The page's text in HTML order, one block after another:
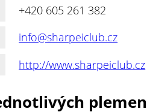
+420 605 261 382
info@sharpeiclub.cz
http://www.sharpeiclub.cz
plemen